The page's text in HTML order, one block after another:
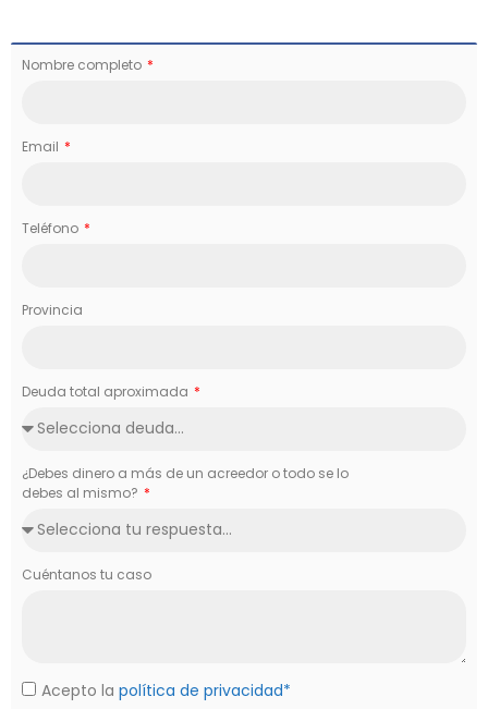
Nombre completo
Email
Teléfono
Provincia
Deuda total aproximada
¿Debes dinero a más de un acreedor o todo se lo
debes al mismo?
Cuéntanos tu caso
Acepto la política de privacidad*